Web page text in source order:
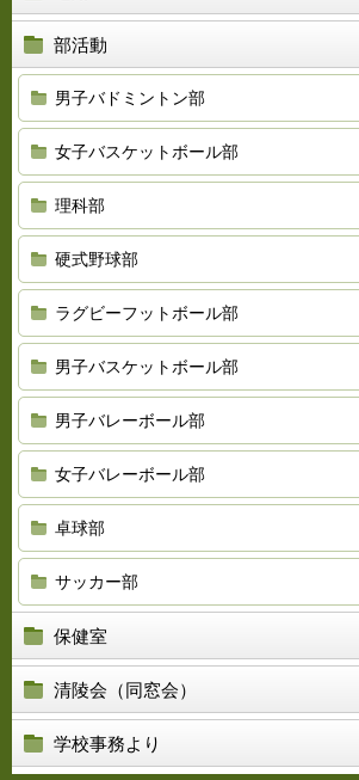
部活動
男子バドミントン部
女子バスケットボール部
理科部
硬式野球部
ラグビーフットボール部
男子バスケットボール部
男子バレーボール部
女子バレーボール部
卓球部
サッカー部
保健室
清陵会（同窓会）
学校事務より